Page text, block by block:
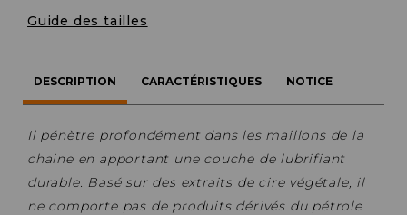
Guide des tailles
DESCRIPTION CARACTÉRISTIQUES NOTICE
Il pénètre profondément dans les maillons de la
chaine en apportant une couche de lubrifiant
durable. Basé sur des extraits de cire végétale, il
ne comporte pas de produits dérivés du pétrole